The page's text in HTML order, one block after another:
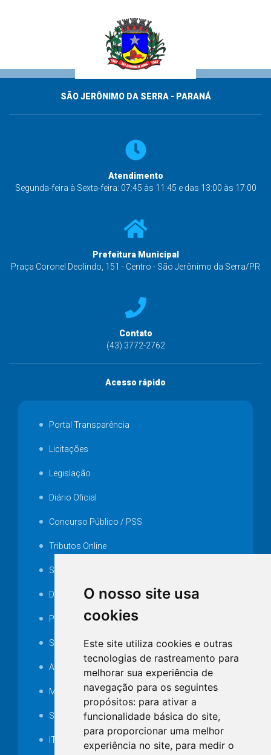
O nosso site usa
cookies
Este site utiliza cookies e outras
tecnologias de rastreamento para
melhorar sua experiência de
navegação para os seguintes
propósitos: para ativar a
funcionalidade básica do site,
para proporcionar uma melhor
experiência no site, para medir o
SÃO JERÔNIMO DA SERRA - PARANÁ
Atendimento
Segunda-feira à Sexta-feira: 07:45 às 11:45 e das 13:00 às 17:00
Prefeitura Municipal
Praça Coronel Deolindo, 151 - Centro - São Jerônimo da Serra/PR
Contato
(43) 3772-2762
Acesso rápido
Portal Transparência
Licitações
Legislação
Diário Oficial
Concurso Público / PSS
Tributos Online
Serviços ISS-E
Decretos
Portarias
SAMAE
Audiência pública
MANUTENÇÃO DE ILUMINAÇÃO PÚBLICA
Serviços Técnicos TI
ITR